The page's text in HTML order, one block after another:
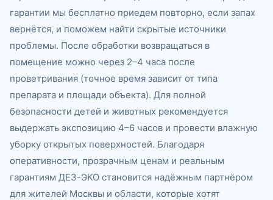
гарантии мы бесплатно приедем повторно, если запах
вернётся, и поможем найти скрытые источники
проблемы. После обработки возвращаться в
помещение можно через 2–4 часа после
проветривания (точное время зависит от типа
препарата и площади объекта). Для полной
безопасности детей и животных рекомендуется
выдержать экспозицию 4–6 часов и провести влажную
уборку открытых поверхностей. Благодаря
оперативности, прозрачным ценам и реальным
гарантиям ДЕЗ-ЭКО становится надёжным партнёром
для жителей Москвы и области, которые хотят